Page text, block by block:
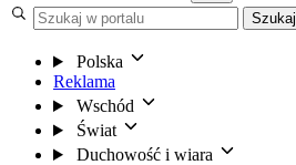
Szukaj
Polska
Reklama
Wschód
Świat
Duchowość i wiara